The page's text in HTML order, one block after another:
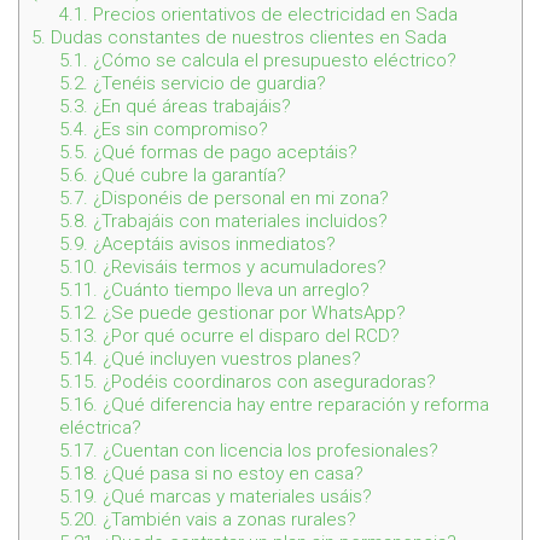
4.1. Precios orientativos de electricidad en Sada
5. Dudas constantes de nuestros clientes en Sada
5.1. ¿Cómo se calcula el presupuesto eléctrico?
5.2. ¿Tenéis servicio de guardia?
5.3. ¿En qué áreas trabajáis?
5.4. ¿Es sin compromiso?
5.5. ¿Qué formas de pago aceptáis?
5.6. ¿Qué cubre la garantía?
5.7. ¿Disponéis de personal en mi zona?
5.8. ¿Trabajáis con materiales incluidos?
5.9. ¿Aceptáis avisos inmediatos?
5.10. ¿Revisáis termos y acumuladores?
5.11. ¿Cuánto tiempo lleva un arreglo?
5.12. ¿Se puede gestionar por WhatsApp?
5.13. ¿Por qué ocurre el disparo del RCD?
5.14. ¿Qué incluyen vuestros planes?
5.15. ¿Podéis coordinaros con aseguradoras?
5.16. ¿Qué diferencia hay entre reparación y reforma
eléctrica?
5.17. ¿Cuentan con licencia los profesionales?
5.18. ¿Qué pasa si no estoy en casa?
5.19. ¿Qué marcas y materiales usáis?
5.20. ¿También vais a zonas rurales?